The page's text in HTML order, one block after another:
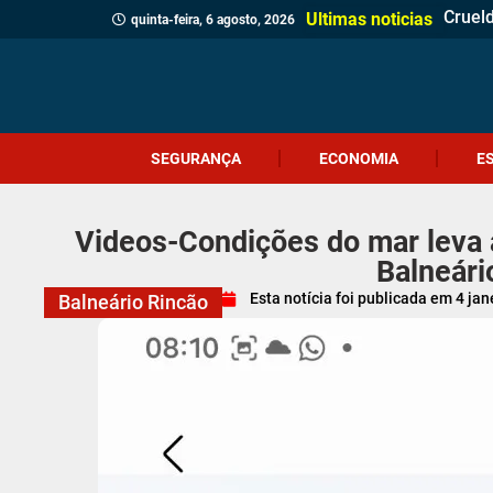
quinta-feira, 6 agosto, 2026 Ultimas noticias Içara
Idosa
PM
Coral
Içara
PRF
SEGURANÇA ECONOMIA
Videos-Condições do mar
Balneário Rincão Esta notícia foi publicada em 4